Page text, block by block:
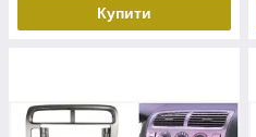
Купити